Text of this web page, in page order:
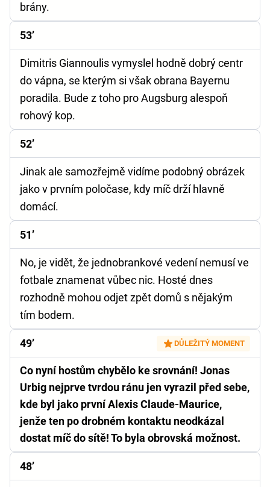
brány.
53’
Dimitris Giannoulis vymyslel hodně dobrý centr
do vápna, se kterým si však obrana Bayernu
poradila. Bude z toho pro Augsburg alespoň
rohový kop.
52’
Jinak ale samozřejmě vidíme podobný obrázek
jako v prvním poločase, kdy míč drží hlavně
domácí.
51’
No, je vidět, že jednobrankové vedení nemusí ve
fotbale znamenat vůbec nic. Hosté dnes
rozhodně mohou odjet zpět domů s nějakým
tím bodem.
49’ DŮLEŽITÝ MOMENT
Co nyní hostům chybělo ke srovnání! Jonas
Urbig nejprve tvrdou ránu jen vyrazil před sebe,
kde byl jako první Alexis Claude-Maurice,
jenže ten po drobném kontaktu neodkázal
dostat míč do sítě! To byla obrovská možnost.
48’